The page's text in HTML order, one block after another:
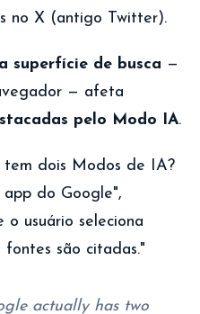
no X (antigo Twitter).
superfície de busca —
— afeta
pelo Modo IA.
tem dois Modos de IA?
app do Google",
o usuário seleciona
são citadas."
actually has two